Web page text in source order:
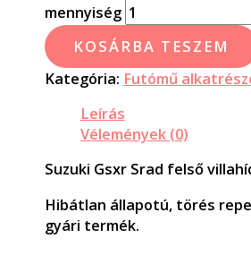
mennyiség
KOSÁRBA TESZEM
Kategória: Futómű
Leírás
Vélemények (0)
Suzuki Gsxr Srad felső
Hibátlan állapotú, törés
gyári termék.